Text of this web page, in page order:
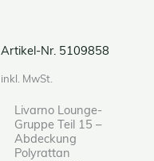
Artikel-Nr. 5109858
inkl. MwSt.
Livarno Lounge-
Gruppe Teil 15 –
Abdeckung
Polyrattan